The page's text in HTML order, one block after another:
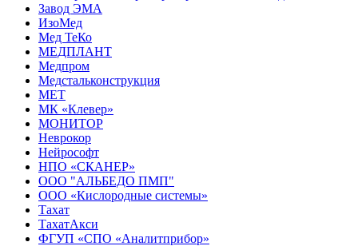
Завод ЭМА
ИзоМед
Мед ТеКо
МЕДПЛАНТ
Медпром
Медстальконструкция
МЕТ
МК «Клевер»
МОНИТОР
Неврокор
Нейрософт
НПО «СКАНЕР»
ООО "АЛЬБЕДО ПМП"
ООО «Кислородные системы»
Тахат
ТахатАкси
ФГУП «СПО «Аналитприбор»